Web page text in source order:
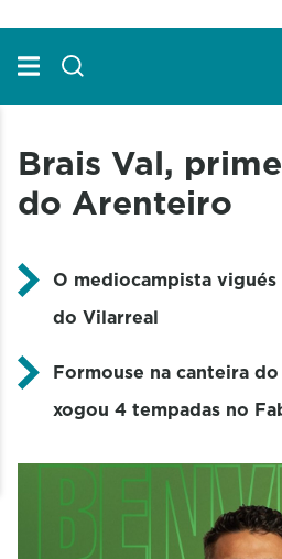
Brais Val,
do Arenteiro
O mediocampista
do Vilarreal
Formouse na canteira
xogou 4 tempadas no